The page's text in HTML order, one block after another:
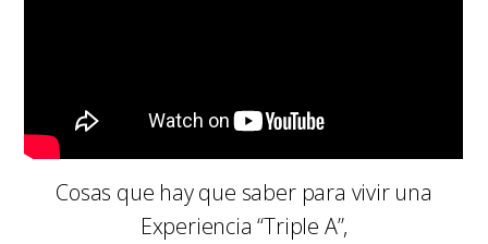
Cosas que hay que saber para vivir una
Experiencia “Triple A”,